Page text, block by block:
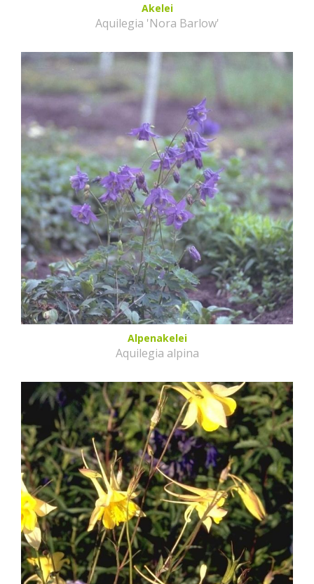
Akelei
Aquilegia 'Nora Barlow'
Alpenakelei
Aquilegia alpina